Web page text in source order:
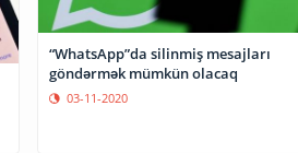
“WhatsApp”da silinmiş mesajları
göndərmək mümkün olacaq
03-11-2020